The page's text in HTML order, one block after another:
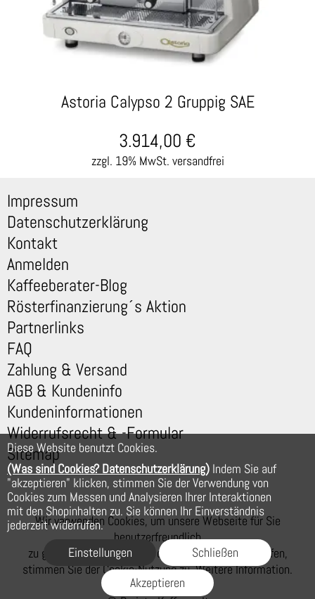
Diese Website benutzt Cookies.
(Was sind Cookies? Datenschutzerklärung) Indem Sie auf
"akzeptieren" klicken, stimmen Sie der Verwendung von
Cookies zum Messen und Analysieren Ihrer Interaktionen
mit den Shopinhalten zu. Sie können Ihr Einverständnis
jederzeit widerrufen.
Einstellungen
Schließen
Akzeptieren
Astoria Calypso 2 Gruppig SAE
zzgl. 19% MwSt. versandfrei
3.914,00 €
Impressum
Datenschutzerklärung
Kontakt
Anmelden
Kaffeeberater-Blog
Rösterfinanzierung´s Aktion
Partnerlinks
FAQ
Zahlung & Versand
AGB & Kundeninfo
Kundeninformationen
Widerrufsrecht & -Formular
Sitemap
Wir verwenden Cookies, um unsere Webseite für Sie
benutzerfreundlich
zu gestalten. Wenn Sie auf der Webseite weiter surfen,
stimmen Sie der Cookie-Nutzung zu. Weitere Information.